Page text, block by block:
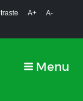
A+
A-
Menu